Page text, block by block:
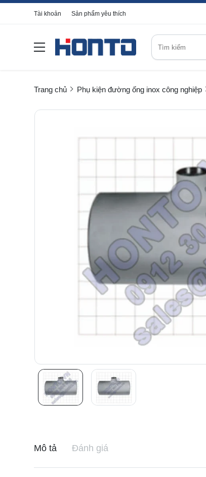
Tài khoản Sản phẩm yêu thích
Trang chủ Phụ kiện đường ống inox công nghiệp
Mô tả Đánh giá